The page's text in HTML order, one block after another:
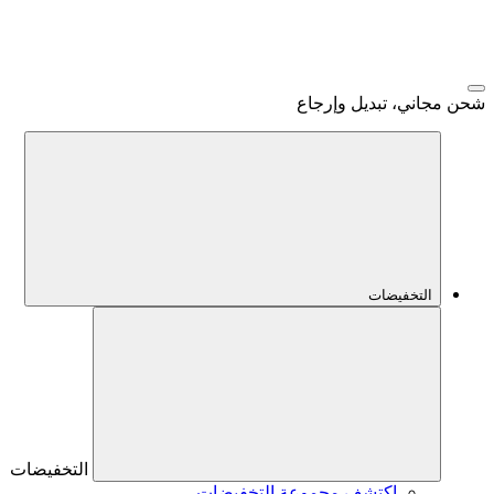
شحن مجاني، تبديل وإرجاع
التخفيضات
التخفيضات